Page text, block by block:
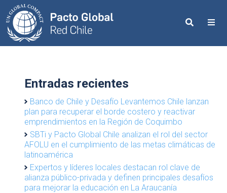
Search
Entradas recientes
Banco de Chile y Desafío Levantemos Chile lanzan
plan para recuperar el borde costero y reactivar
emprendimientos en la Región de Coquimbo
SBTi y Pacto Global Chile analizan el rol del sector
AFOLU en el cumplimiento de las metas climáticas de
latinoamérica
Expertos y líderes locales destacan rol clave de
alianza público-privada y definen principales desafíos
para mejorar la educación en La Araucanía